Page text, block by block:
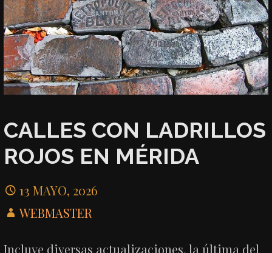
CALLES CON LADRILLOS
ROJOS EN MÉRIDA
13 MAYO, 2026
WEBMASTER
Incluye diversas actualizaciones, la última del